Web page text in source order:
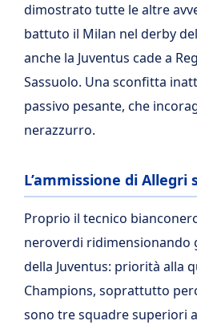
dimostrato tutte le altre
battuto il Milan nel derby
anche la Juventus cade a
Sassuolo. Una sconfitta
passivo pesante, che
nerazzurro.
L’ammissione di Allegri
Proprio il tecnico
neroverdi ridimensionando
della Juventus: priorità alla
Champions, soprattutto
sono tre squadre superiori